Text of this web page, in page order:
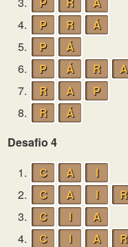
4.
P R
Á
5.
P
Á
6.
P Á R
A
7.
R A
P
8.
R
Á
Desafio 4
1.
C A
I
2.
C A I
R
3.
C I
A
4.
C I A
R